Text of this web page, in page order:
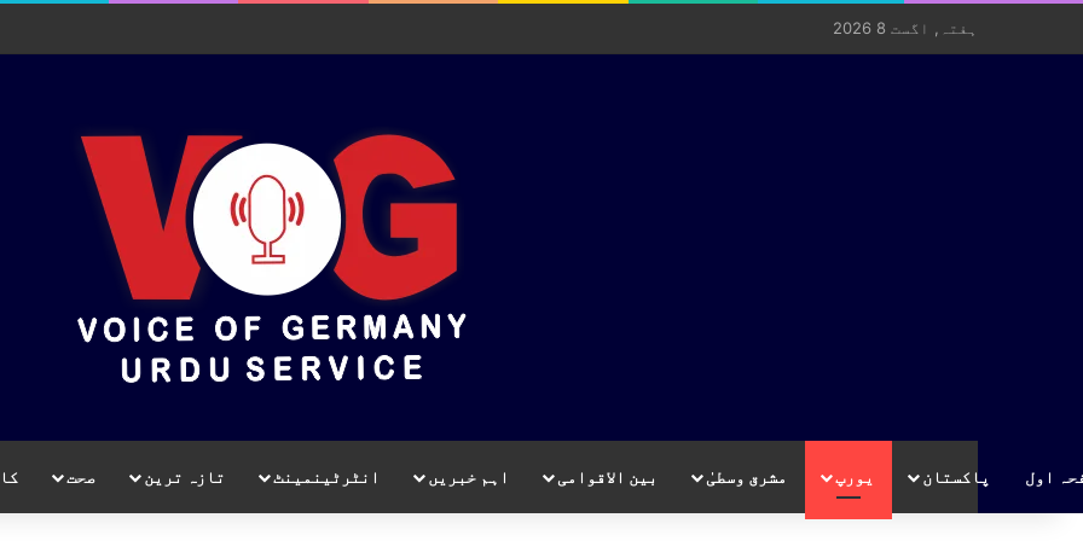
ہفتہ, اگست 8 2026
اول پاکستان یورپ مشرق وسطیٰ بین الاقوامی اہم خبریں انٹرٹینمینٹ تازہ ترین صحت